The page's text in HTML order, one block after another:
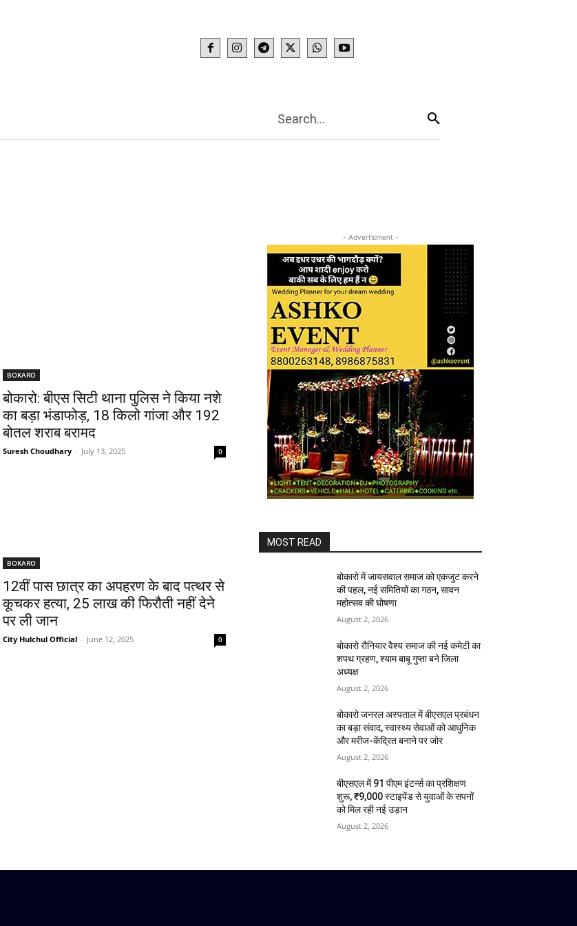
WEB STORIES More
Search...
BOKARO
बोकारो: बीएस सिटी थाना पुलिस ने किया नशे
का बड़ा भंडाफोड़, 18 किलो गांजा और 192
बोतल शराब बरामद
Suresh Choudhary - July 13, 2025 0
BOKARO
12वीं पास छात्र का अपहरण के बाद पत्थर से
कूचकर हत्या, 25 लाख की फिरौती नहीं देने
पर ली जान
City Hulchul Official - June 12, 2025 0
- Advertisment -
MOST READ
बोकारो में जायसवाल समाज को एकजुट करने
की पहल, नई समितियों का गठन, सावन
महोत्सव की घोषणा
August 2, 2026
बोकारो रौनियार वैश्य समाज की नई कमेटी का
शपथ ग्रहण, श्याम बाबू गुप्ता बने जिला
अध्यक्ष
August 2, 2026
बोकारो जनरल अस्पताल में बीएसएल प्रबंधन
का बड़ा संवाद, स्वास्थ्य सेवाओं को आधुनिक
और मरीज-केंद्रित बनाने पर जोर
August 2, 2026
बीएसएल में 91 पीएम इंटर्न्स का प्रशिक्षण
शुरू, ₹9,000 स्टाइपेंड से युवाओं के सपनों
को मिल रही नई उड़ान
August 2, 2026